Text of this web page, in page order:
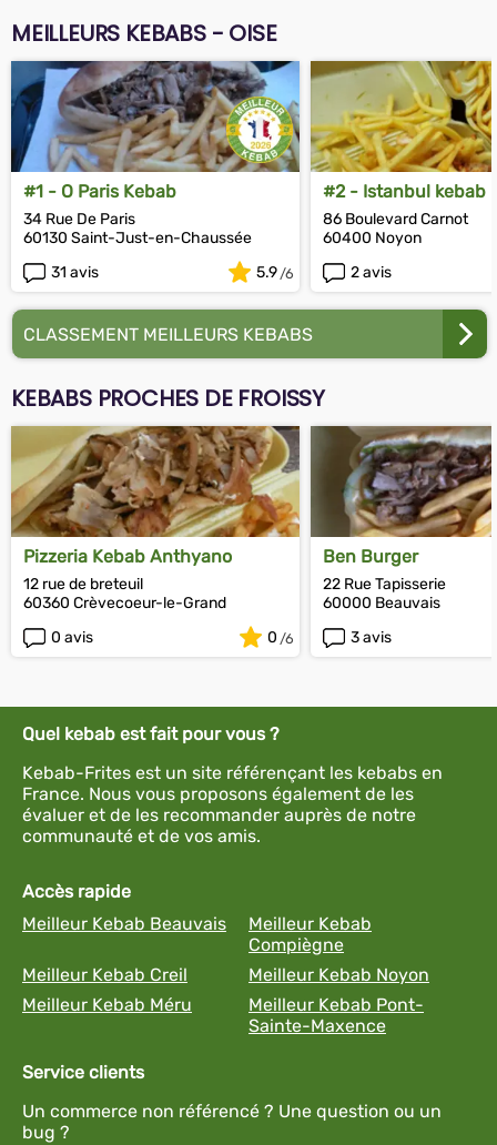
MEILLEURS KEBABS - OISE
#1 - O Paris Kebab
34 Rue De Paris
60130 Saint-Just-en-Chaussée
31 avis
5.9
#2 - Istanbul kebab
86 Boulevard Carnot
60400 Noyon
2 avis
CLASSEMENT MEILLEURS KEBABS
KEBABS PROCHES DE FROISSY
Pizzeria Kebab Anthyano
12 rue de breteuil
60360 Crèvecoeur-le-Grand
0 avis
0
Ben Burger
22 Rue Tapisserie
60000 Beauvais
3 avis
Quel kebab est fait pour vous ?
Kebab-Frites est un site référençant les kebabs en
France. Nous vous proposons également de les
évaluer et de les recommander auprès de notre
communauté et de vos amis.
Accès rapide
Meilleur Kebab Beauvais
Meilleur Kebab
Compiègne
Meilleur Kebab Creil
Meilleur Kebab Noyon
Meilleur Kebab Méru
Meilleur Kebab Pont-
Sainte-Maxence
Service clients
Un commerce non référencé ? Une question ou un
bug ?